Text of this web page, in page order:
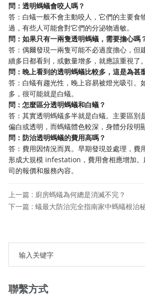
問：透明螞蟻會咬人嗎？
答：白蟻一般不會主動咬人，它們的主要食
過，有些人可能會對它們的分泌物過敏。
問：如果只有一兩隻透明螞蟻，需要擔心嗎
答：偶爾發現一兩隻可能不必過度擔心，但
續多日都看到，或數量增多，就應該重視了。
問：晚上看到的透明螞蟻比較多，這是為甚
答：白蟻有趨光性，晚上容易被燈光吸引。
多，很可能就是白蟻。
問：怎麼區分透明螞蟻和白蟻？
答：其實透明螞蟻多半就是白蟻。主要區別
偏白或透明，而螞蟻體色較深，身體分段明顯
問：防治透明螞蟻的費用高嗎？
答：費用因情況而異。早期發現並處理，費
形成大規模 infestation，費用會相應增加
司的報價和服務內容。
上一篇 : 廚房螞蟻為何總是消滅不完？
下一篇 : 蟻最大防治完全指南家中螞蟻根治
聯繫方式